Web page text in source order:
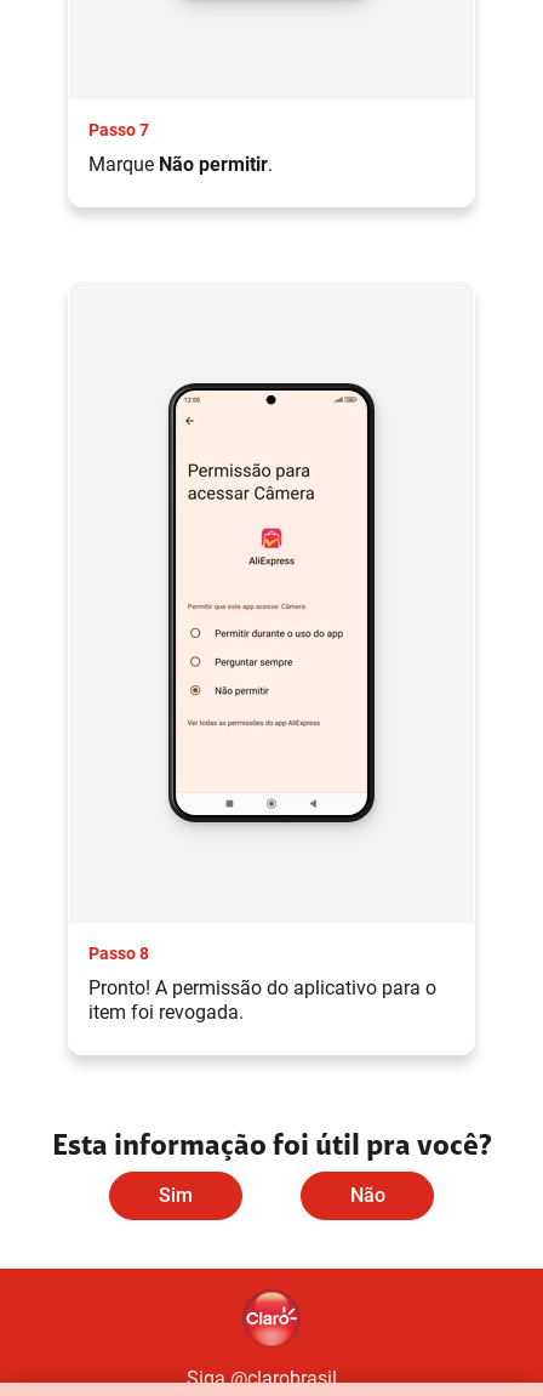
Passo 7
Marque Não permitir.
Passo 8
Pronto! A permissão do aplicativo para o
item foi revogada.
Esta informação foi útil pra você?
Sim Não
Siga @clarobrasil